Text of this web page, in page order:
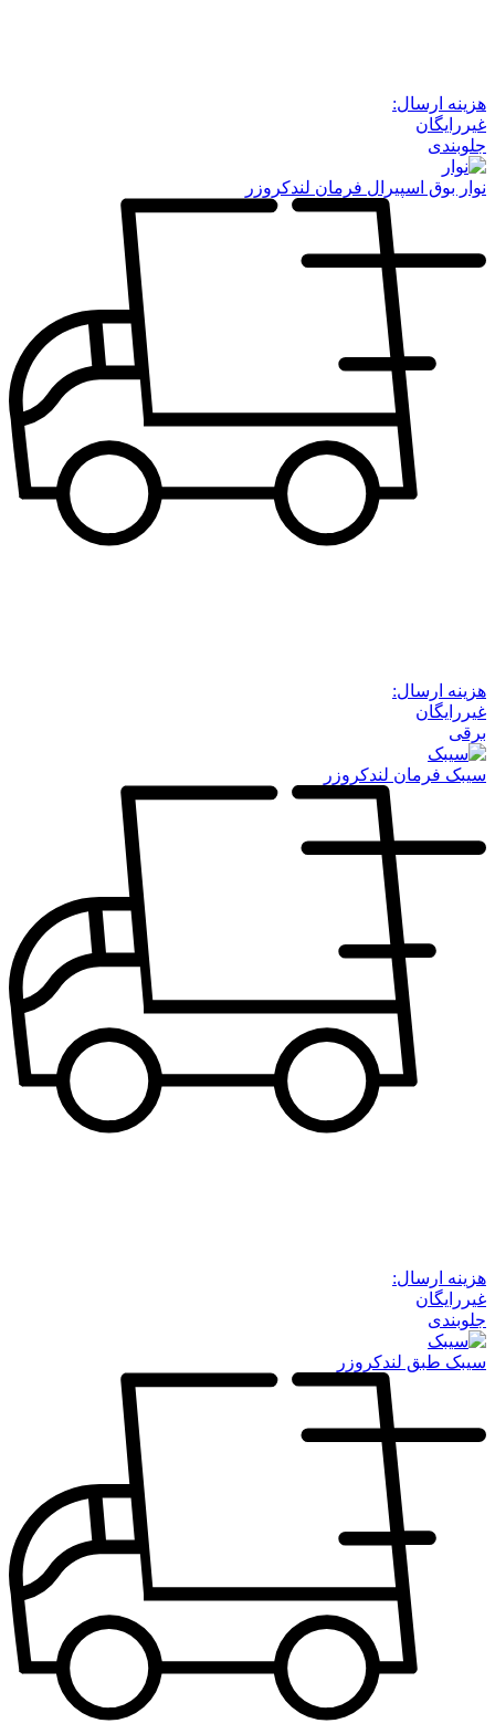
هزینه ارسال:
غیررایگان
جلوبندی
نوار بوق اسپیرال فرمان لندکروزر
هزینه ارسال:
غیررایگان
برقی
سیبک فرمان لندکروزر
هزینه ارسال:
غیررایگان
جلوبندی
سیبک طبق لندکروزر